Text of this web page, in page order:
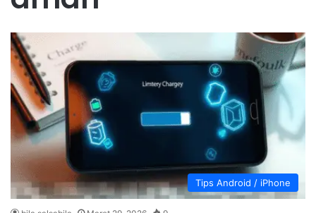
Tips Android / iPhone